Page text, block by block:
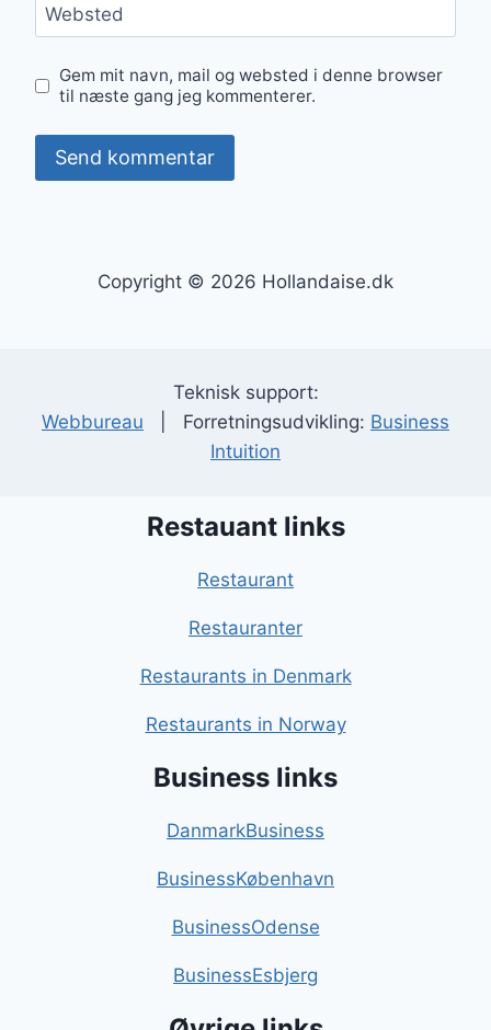
Websted
Gem mit navn, mail og websted i denne browser
til næste gang jeg kommenterer.
Copyright © 2026 Hollandaise.dk
Teknisk support:
Webbureau | Forretningsudvikling: Business
Intuition
Restauant links
Restaurant
Restauranter
Restaurants in Denmark
Restaurants in Norway
Business links
DanmarkBusiness
BusinessKøbenhavn
BusinessOdense
BusinessEsbjerg